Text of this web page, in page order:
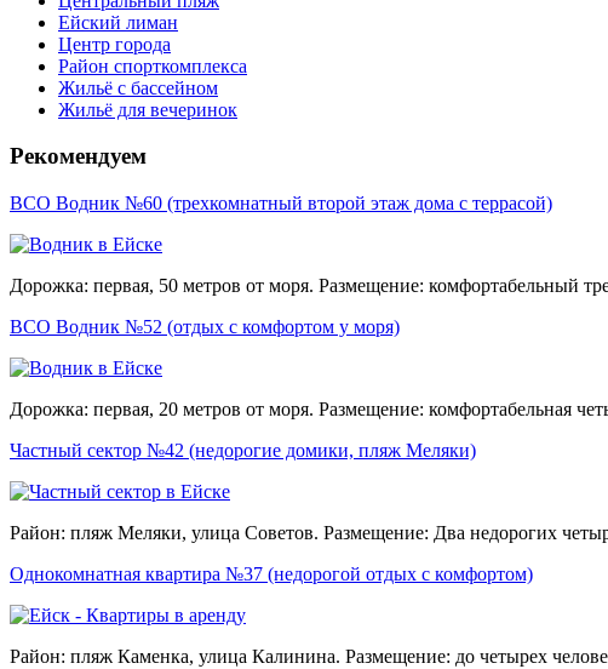
Ейский лиман
Центр города
Район спорткомплекса
Жильё с бассейном
Жильё для вечеринок
Рекомендуем
ВСО Водник №60 (трехкомнатный второй этаж дома с террасой)
Дорожка: первая, 50 метров от моря. Размещение: комфортабельный
ВСО Водник №52 (отдых с комфортом у моря)
Дорожка: первая, 20 метров от моря. Размещение: комфортабельная
Частный сектор №42 (недорогие домики, пляж Меляки)
Район: пляж Меляки, улица Советов. Размещение: Два недорогих
Однокомнатная квартира №37 (недорогой отдых с комфортом)
Район: пляж Каменка, улица Калинина. Размещение: до четырех